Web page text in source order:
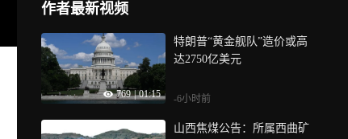
作者最新视频
769 | 01:15
特朗普“黄金舰队”造价或高
达2750亿美元
-6小时前
山西焦煤公告：所属西曲矿